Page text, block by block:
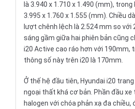
là 3.940 x 1.710 x 1.490 (mm),
3.995 x 1.760 x 1.555 (mm). Chiều
lượt chênh lệch là 2.524 mm so với
sáng gầm giữa hai phiên bản cũng
i20 Active cao ráo hơn với 190mm,
thông số này trên i20 là 170mm.
Ở thế hệ đầu tiên, Hyundai i20
ngoại thất khá cơ bản. Phần đầu xe
halogen với chóa phản xạ đa chiều,